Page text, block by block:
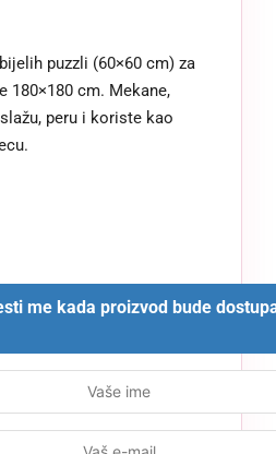
puzzli (60×60 cm) za
180×180 cm. Mekane,
peru i koriste kao
me kada proizvod bude